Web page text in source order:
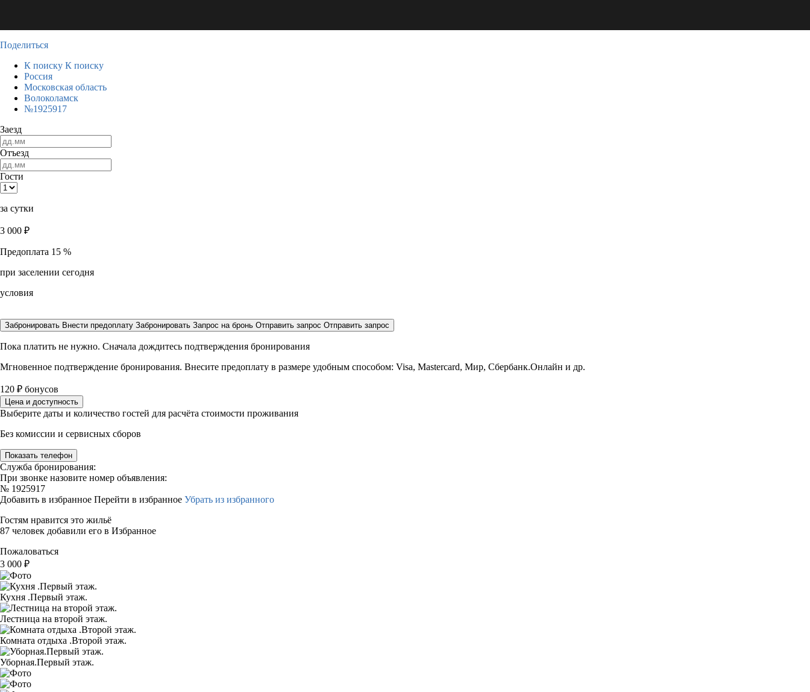
Поделиться
К поиску К поиску
Россия
Московская область
Волоколамск
№1925917
Заезд
Отъезд
Гости
за сутки
3 000 ₽
Предоплата 15 %
при заселении сегодня
условия
Забронировать Внести предоплату Забронировать Запрос на бронь Отправить запрос Отправить запрос
Пока платить не нужно. Сначала дождитесь подтверждения бронирования
Мгновенное подтверждение бронирования. Внесите предоплату в размере удобным способом: Visa, Mastercard, Мир, Сбербанк.Онлайн и др.
120 ₽ бонусов
Цена и доступность
Выберите даты и количество гостей для расчёта стоимости проживания
Без комиссии и сервисных сборов
Показать телефон
Служба бронирования:
При звонке назовите номер объявления:
№ 1925917
Добавить в избранное Перейти в избранное Убрать из избранного
Гостям нравится это жильё
87 человек добавили его в Избранное
Пожаловаться
3 000 ₽
Кухня .Первый этаж.
Лестница на второй этаж.
Комната отдыха .Второй этаж.
Уборная.Первый этаж.